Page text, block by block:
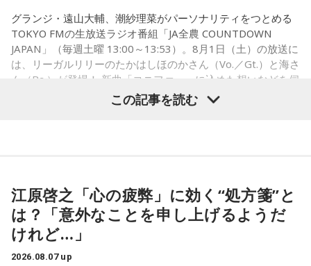
＜例＞
・家の照明、指パッチンで消してそうランキング
・コンビニで「温めますか？」とか「レジ袋はいります
か？」とか聞かれる前に全部先に言ってきそうな男ランキン
※ メールの件名は「ランキング」でお願いします。
■番組タイトル：ニッポン放送『中島健人のオールナイトニッ
ポン』
■放送日時：2026年8月14日（金） 25時～27時 （15日
（土）午前1時〜3時）
グランジ・遠山大輔、潮紗理菜がパーソナリティをつとめる
TOKYO FMの生放送ラジオ番組「JA全農 COUNTDOWN
JAPAN」（毎週土曜 13:00～13:53）。8月1日（土）の放送に
は、リーガルリリーのたかはしほのかさん（Vo.／Gt.）と海さ
ん（Ba.）が登場！ 新曲「コニファー」に込めた想いなどを伺
◆“真逆な作り方”で楽曲制作
リーガルリリーは高校在学時から注目を集め、国内大型ロッ
この記事を読む
江原啓之「心の疲弊」に効く“処方箋”と
は？「意外なことを申し上げるようだ
けれど…」
2026.08.07 up